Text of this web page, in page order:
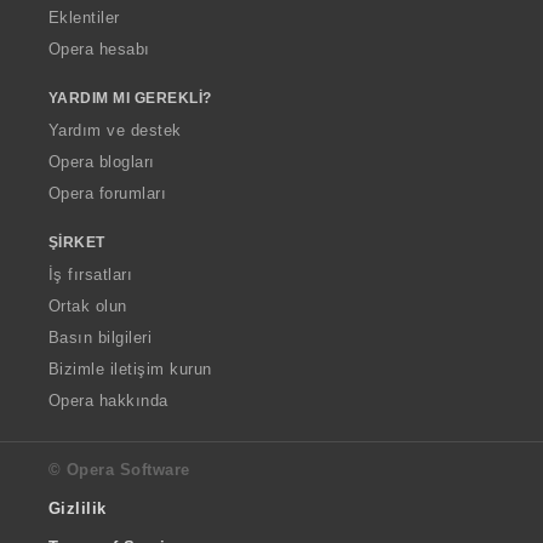
Eklentiler
Opera hesabı
YARDIM MI GEREKLI?
Yardım ve destek
Opera blogları
Opera forumları
ŞIRKET
İş fırsatları
Ortak olun
Basın bilgileri
Bizimle iletişim kurun
Opera hakkında
© Opera Software
Gizlilik